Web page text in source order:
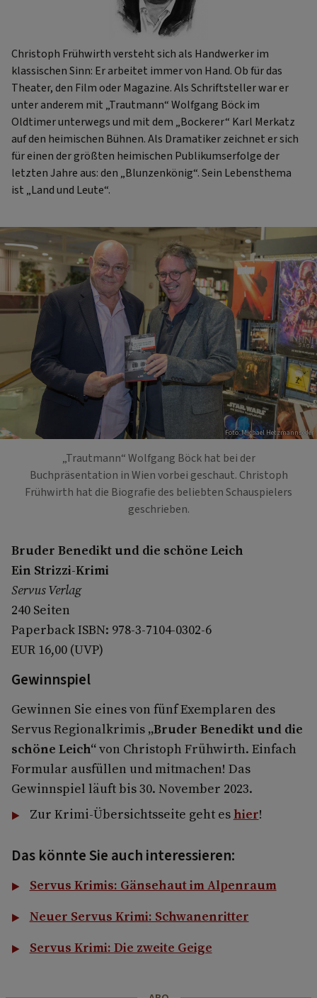
Christoph Frühwirth versteht sich als Handwerker im
klassischen Sinn: Er arbeitet immer von Hand. Ob für das
Theater, den Film oder Magazine. Als Schriftsteller war er
unter anderem mit „Trautmann“ Wolfgang Böck im
Oldtimer unterwegs und mit dem „Bockerer“ Karl Merkatz
auf den heimischen Bühnen. Als Dramatiker zeichnet er sich
für einen der größten heimischen Publikumserfolge der
letzten Jahre aus: den „Blunzenkönig“. Sein Lebensthema
ist „Land und Leute“.
Foto: Michael Hetzmannseder
„Trautmann“ Wolfgang Böck hat bei der
Buchpräsentation in Wien vorbei geschaut. Christoph
Frühwirth hat die Biografie des beliebten Schauspielers
geschrieben.
Bruder Benedikt und die schöne Leich
Ein Strizzi-Krimi
Servus Verlag
240 Seiten
Paperback ISBN: 978-3-7104-0302-6
EUR 16,00 (UVP)
Gewinnspiel
Gewinnen Sie eines von fünf Exemplaren des
Servus Regionalkrimis „Bruder Benedikt und die
schöne Leich“von Christoph Frühwirth. Einfach
Formular ausfüllen und mitmachen! Das
Gewinnspiel läuft bis 30. November 2023.
Zur Krimi-Übersichtsseite geht es hier!
Das könnte Sie auch interessieren:
Servus Krimis: Gänsehaut im Alpenraum
Neuer Servus Krimi: Schwanenritter
Servus Krimi: Die zweite Geige